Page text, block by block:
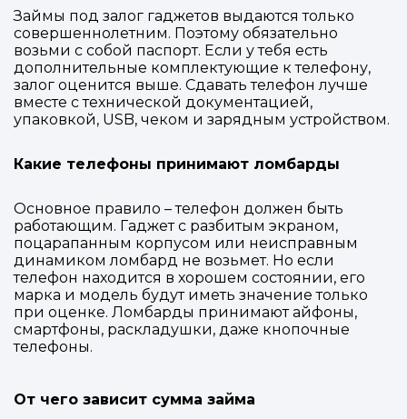
Займы под залог гаджетов выдаются только
совершеннолетним. Поэтому обязательно
возьми с собой паспорт. Если у тебя есть
дополнительные комплектующие к телефону,
залог оценится выше. Сдавать телефон лучше
вместе с технической документацией,
упаковкой, USB, чеком и зарядным устройством.
Какие телефоны принимают ломбарды
Основное правило –телефон должен быть
работающим. Гаджет с разбитым экраном,
поцарапанным корпусом или неисправным
динамиком ломбард не возьмет. Но если
телефон находится в хорошем состоянии, его
марка и модель будут иметь значение только
при оценке. Ломбарды принимают айфоны,
смартфоны, раскладушки, даже кнопочные
телефоны.
От чего зависит сумма займа